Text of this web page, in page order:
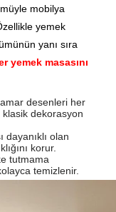
mobilya
yemek
yanı sıra
yemek masasını
desenleri her
klasik dekorasyon
dayanıklı olan
korur.
tutmama
temizlenir.